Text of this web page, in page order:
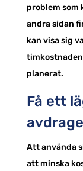
problem som
andra sidan
kan visa sig
planerat.
Få ett
Att använda
att minska